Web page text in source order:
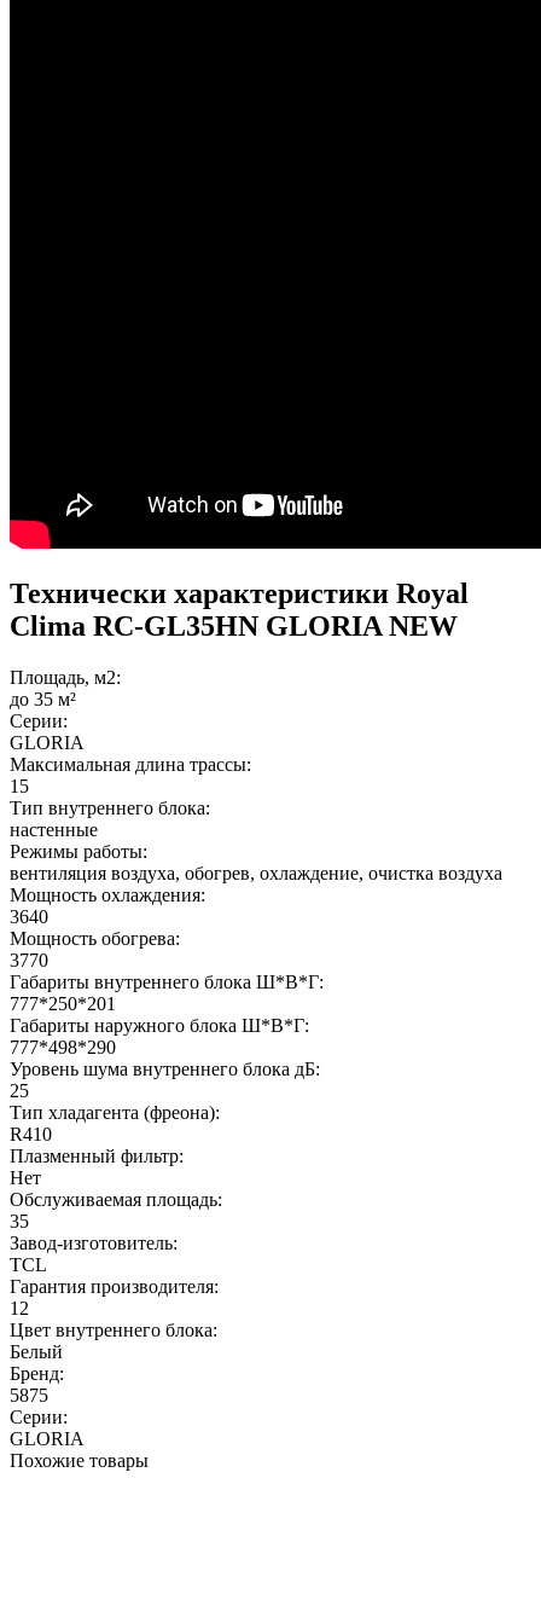
Технически характеристики Royal
Clima RC-GL35HN GLORIA NEW
Площадь, м2:
до 35 м²
Серии:
GLORIA
Максимальная длина трассы:
15
Тип внутреннего блока:
настенные
Режимы работы:
вентиляция воздуха, обогрев, охлаждение, очистка воздуха
Мощность охлаждения:
3640
Мощность обогрева:
3770
Габариты внутреннего блока Ш*В*Г:
777*250*201
Габариты наружного блока Ш*В*Г:
777*498*290
Уровень шума внутреннего блока дБ:
25
Тип хладагента (фреона):
R410
Плазменный фильтр:
Нет
Обслуживаемая площадь:
35
Завод-изготовитель:
TCL
Гарантия производителя:
12
Цвет внутреннего блока:
Белый
Бренд:
5875
Серии:
GLORIA
Похожие товары